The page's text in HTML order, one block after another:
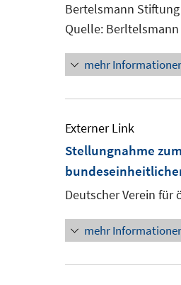
Bertelsmann Stiftung
Quelle:
mehr
Externer Link
Stellungnahme
Deutscher Verein für
mehr